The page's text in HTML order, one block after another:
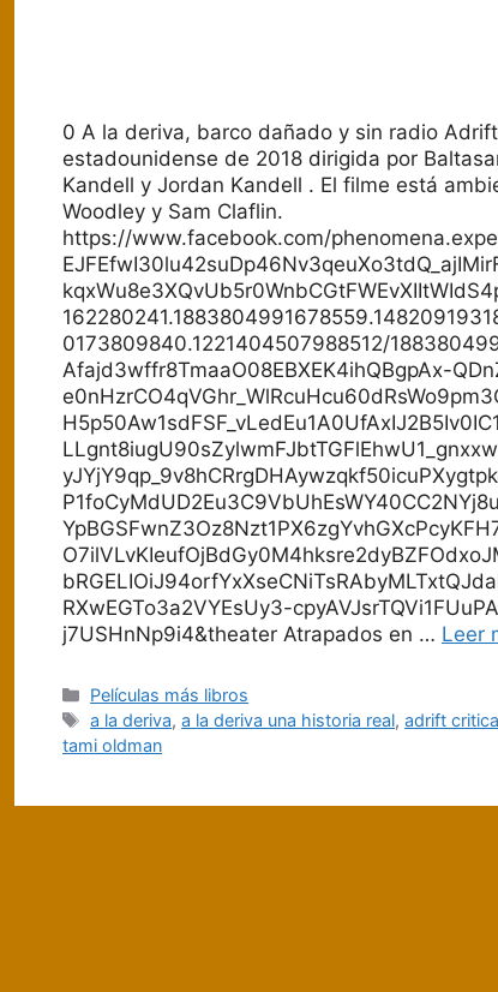
0 A la deriva, barco dañado y sin radio
estadounidense de 2018 dirigida por
Kandell y Jordan Kandell . El filme está
Woodley y Sam Claflin.
https://www.facebook.com/
0173809840.1221404507988512/
Afajd3wffr8TmaaO08EBXEK4ihQBgpAx-
RXwEGTo3a2VYEsUy3-
j7USHnNp9i4&theater Atrapados en … Leer
Categorías
Películas más libros
Etiquetas
a la deriva,a la deriva una historia real,adrift critica
tami oldman